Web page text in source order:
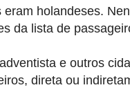
eram holandeses.
da lista de
adventista e outros
, direta ou